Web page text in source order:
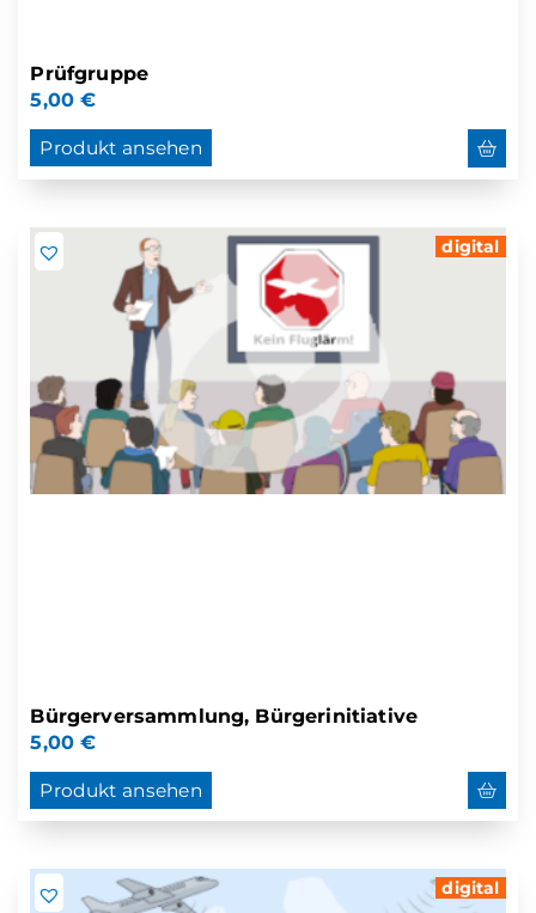
Prüfgruppe
5,00€
Produkt ansehen
digital
Bürgerversammlung, Bürgerinitiative
5,00€
Produkt ansehen
digital